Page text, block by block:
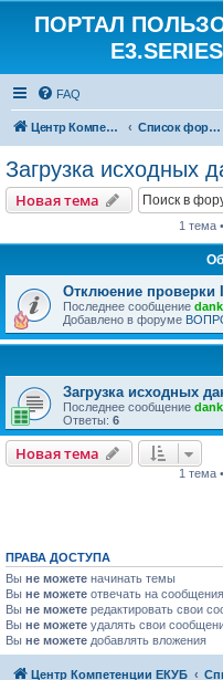
ПОРТАЛ
FAQ
Центр Компетенции ЕКУБ Список форумов
Загрузка исходных
Новая тема
1 тема
Отклюение проверки
Последнее сообщение
Добавлено в форуме
Загрузка исходных
Последнее сообщение
Ответы: 6
Новая тема
1 тема
ПРАВА ДОСТУПА
Вы не можете начинать темы
Вы не можете отвечать на сообщения
Вы не можете редактировать свои
Вы не можете удалять свои
Вы не можете добавлять вложения
Центр Компетенции ЕКУБ